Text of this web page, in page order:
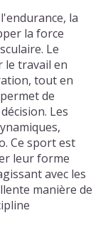
la
la force
Le
le travail en
tout en
de
Les
Ce sport est
leur forme
avec les
manière de